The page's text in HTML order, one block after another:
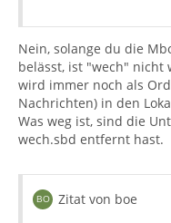
Nein, solange du die
belässt, ist "wech" nicht
wird immer noch als
Nachrichten) in den
Was weg ist, sind die
wech.sbd entfernt hast.
Zitat von boe